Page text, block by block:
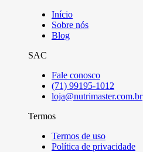
Início
Sobre nós
Blog
SAC
Fale conosco
(71) 99195-1012
loja@nutrimaster.com.br
Termos
Termos de uso
Política de privacidade